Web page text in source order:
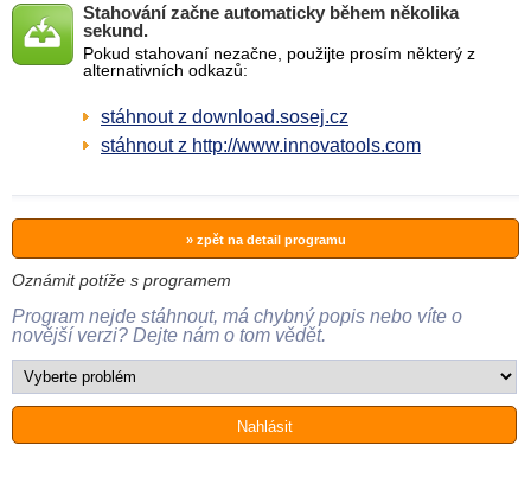
Stahování začne automaticky během několika
sekund.
Pokud stahovaní nezačne, použijte prosím některý z
alternativních odkazů:
stáhnout z download.sosej.cz
stáhnout z http://www.innovatools.com
» zpět na detail programu
Oznámit potíže s programem
Program nejde stáhnout, má chybný popis nebo víte o
novější verzi? Dejte nám o tom vědět.